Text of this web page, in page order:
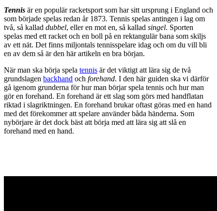
Tennis är en populär racketsport som har sitt ursprung i England och
som började spelas redan år 1873. Tennis spelas antingen i lag om
två, så kallad dubbel, eller en mot en, så kallad singel. Sporten
spelas med ett racket och en boll på en rektangulär bana som skiljs
av ett nät. Det finns miljontals tennisspelare idag och om du vill bli
en av dem så är den här artikeln en bra början.
När man ska börja spela tennis är det viktigt att lära sig de två
grundslagen backhand och forehand. I den här guiden ska vi därför
gå igenom grunderna för hur man börjar spela tennis och hur man
gör en forehand. En forehand är ett slag som görs med handflatan
riktad i slagriktningen. En forehand brukar oftast göras med en hand
med det förekommer att spelare använder båda händerna. Som
nybörjare är det dock bäst att börja med att lära sig att slå en
forehand med en hand.